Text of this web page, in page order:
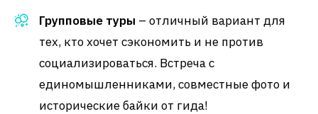
Групповые туры – отличный вариант для
тех, кто хочет сэкономить и не против
социализироваться. Встреча с
единомышленниками, совместные фото и
исторические байки от гида!